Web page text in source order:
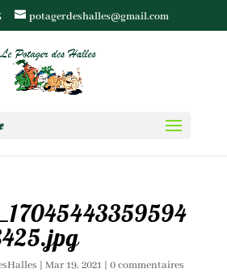
potagerdeshalles@gmail.com
| Mar 19, 2021| 0 commentaires